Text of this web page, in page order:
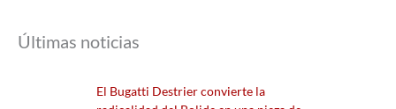
Últimas noticias
El Bugatti Destrier convierte la